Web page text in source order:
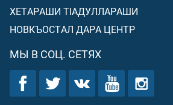
ХЕТАРАШИ ТIАДУЛЛАРАШИ
НОВКЪОСТАЛ ДАРА ЦЕНТР
МЫ В СОЦ. СЕТЯХ